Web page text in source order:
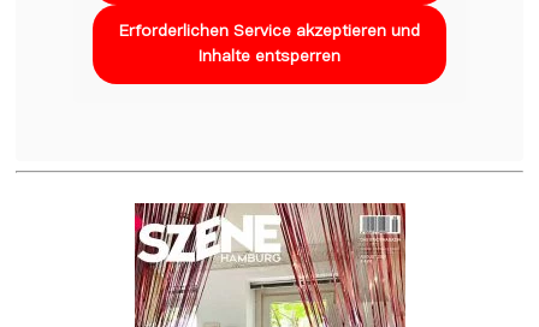
Erforderlichen Service akzeptieren und
Inhalte entsperren